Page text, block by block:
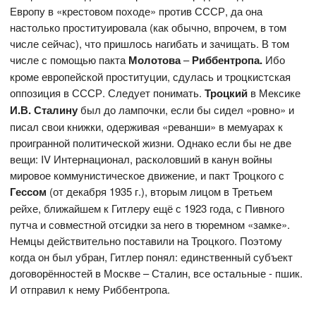
Европу в «крестовом походе» против СССР, да она
настолько проституировала (как обычно, впрочем, в том
числе сейчас), что пришлось нагибать и зачищать. В том
числе с помощью пакта Молотова–Риббентропа. Ибо
кроме европейской проституции, сдулась и троцкистская
оппозиция в СССР. Следует понимать.Троцкий в Мексике
И.В. Сталинубыл до лампочки, если бы сидел «ровно» и
писал свои книжки, одерживая «реванши» в мемуарах к
проигранной политической жизни. Однако если бы не две
вещи: IV Интернационал, расколовший в канун войны
мировое коммунистическое движение, и пакт Троцкого с
Гессом (от декабря 1935 г.), вторым лицом в Третьем
рейхе, ближайшем к Гитлеру ещё с 1923 года, с Пивного
путча и совместной отсидки за него в тюремном «замке».
Немцы действительно поставили на Троцкого. Поэтому
когда он был убран, Гитлер понял: единственный субъект
договорённостей в Москве – Сталин, все остальные - пшик.
И отправил к нему Риббентропа.